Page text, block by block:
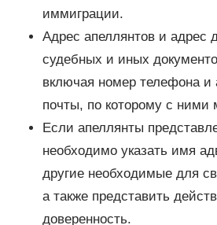
иммиграции.
Адрес апеллянтов и адрес
судебных и иных
включая номер телефона и
почты, по которому с ними
Если апеллянты
необходимо указать имя
другие необходимые для
а также представить
доверенность.